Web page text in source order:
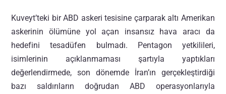
Kuveyt’teki bir ABD askeri tesisine çarparak altı Amerikan
askerinin ölümüne yol açan insansız hava aracı da
hedefini tesadüfen bulmadı. Pentagon yetkilileri,
isimlerinin açıklanmaması şartıyla yaptıkları
değerlendirmede, son dönemde İran’ın gerçekleştirdiği
bazı saldırıların doğrudan ABD operasyonlarıyla